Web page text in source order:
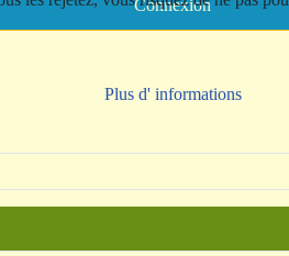
Connexion
Plus d' informations